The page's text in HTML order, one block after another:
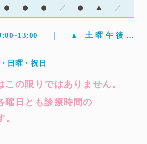
｜ ▲ 土曜午後…
日曜・祝日
この限りではありません。
曜日とも診療時間の
。